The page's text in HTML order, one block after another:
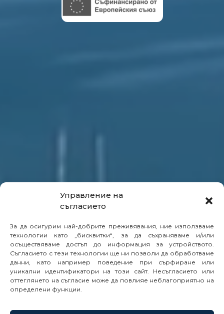
Управление на
съгласието
За да осигурим най-добрите преживявания, ние използваме
технологии като „бисквитки“, за да съхраняваме и/или
осъществяваме достъп до информация за устройството.
Съгласието с тези технологии ще ни позволи да обработваме
данни, като например поведение при сърфиране или
уникални идентификатори на този сайт. Несъгласието или
оттеглянето на съгласие може да повлияе неблагоприятно на
определени функции.